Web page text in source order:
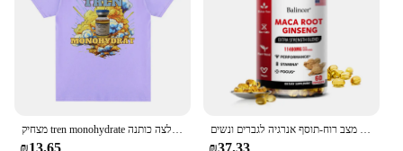
מצחיק tren monohydrate סטרואידים אנבוליים חולצת טריקו גברים נשים וינטג 'היפ הופ שרוול קצר חולצה כותנה שורש מאקה אורגני + ג 'ינסנג לחלץ כמוסות-סיבולת & מצב רוח-תוסף אנרגיה לגברים ונשים